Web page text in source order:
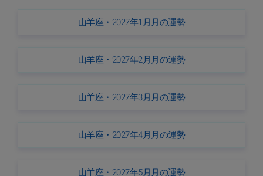
山羊座・2027年1月月の運勢
山羊座・2027年2月月の運勢
山羊座・2027年3月月の運勢
山羊座・2027年4月月の運勢
山羊座・2027年5月月の運勢